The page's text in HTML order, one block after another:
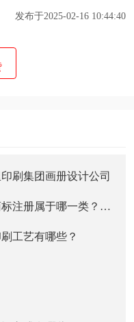
发布于2025-02-16 10:44:40
刷集团画册设计公司
注册属于哪一类？
工艺有哪些？